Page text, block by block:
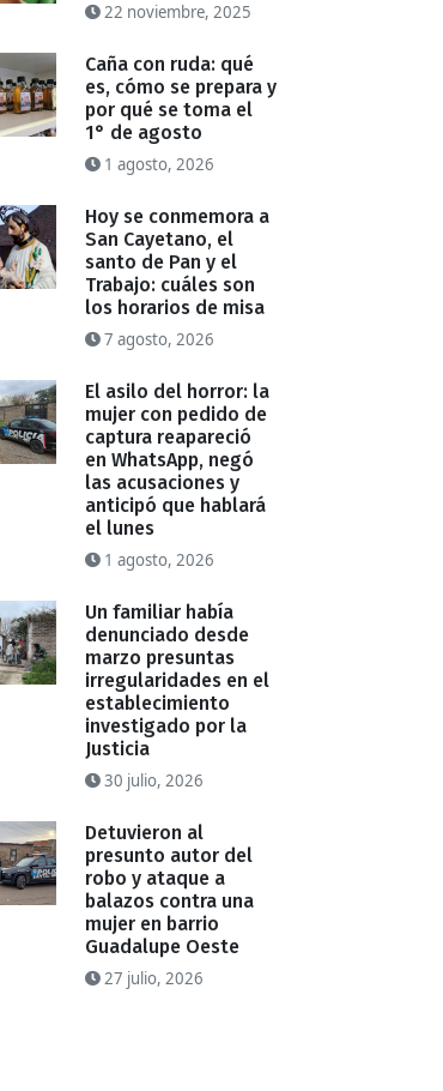
22 noviembre, 2025
Caña con ruda: qué
es, cómo se prepara y
por qué se toma el
1° de agosto
1 agosto, 2026
Hoy se conmemora a
San Cayetano, el
santo de Pan y el
Trabajo: cuáles son
los horarios de misa
7 agosto, 2026
El asilo del horror: la
mujer con pedido de
captura reapareció
en WhatsApp, negó
las acusaciones y
anticipó que hablará
el lunes
1 agosto, 2026
Un familiar había
denunciado desde
marzo presuntas
irregularidades en el
establecimiento
investigado por la
Justicia
30 julio, 2026
Detuvieron al
presunto autor del
robo y ataque a
balazos contra una
mujer en barrio
Guadalupe Oeste
27 julio, 2026